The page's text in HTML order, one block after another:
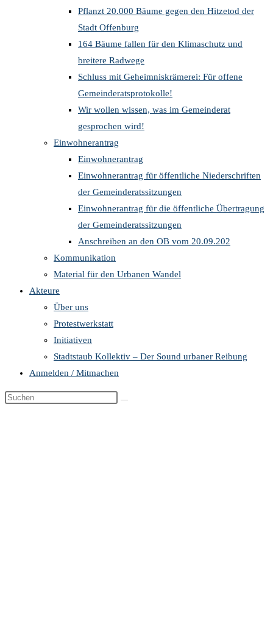
Pflanzt 20.000 Bäume gegen den Hitzetod der
Stadt Offenburg
164 Bäume fallen für den Klimaschutz und
breitere Radwege
Schluss mit Geheimniskrämerei: Für offene
Gemeinderatsprotokolle!
Wir wollen wissen, was im Gemeinderat
gesprochen wird!
Einwohnerantrag
Einwohnerantrag
Einwohnerantrag für öffentliche Niederschriften
der Gemeinderatssitzungen
Einwohnerantrag für die öffentliche Übertragung
der Gemeinderatssitzungen
Anschreiben an den OB vom 20.09.202
Kommunikation
Material für den Urbanen Wandel
Akteure
Über uns
Protestwerkstatt
Initiativen
Stadtstaub Kollektiv – Der Sound urbaner Reibung
Anmelden / Mitmachen
Diese